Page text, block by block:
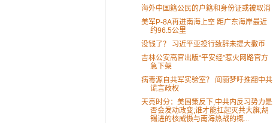
海外中国籍公民的户籍和身份证或被取消
美军P-8A再进南海上空 距广东海岸最近
约96.5公里
没钱了？ 习近平亚投行致辞未提大撒币
吉林公安高官出版“平安经”惹火网路官方
急下架
病毒源自共军实验室？ 阎丽梦吁推翻中共
谎言政权
天亮时分：美国策反下,中共内反习势力是
否会发动政变;谁才能扛起灭共大旗;胡
锡进的核威慑与南海热战的概...